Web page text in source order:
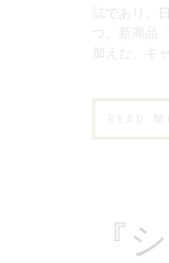
誌であり、
つ。新商品
加えた、キ
『